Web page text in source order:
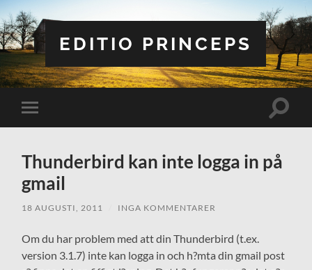
EDITIO PRINCEPS
Slå
på/av
Slå
Thunderbird kan inte logga in på
gmail
18 AUGUSTI, 2011 INGA KOMMENTARER
Om du har problem med att din Thunderbird (t.ex.
version 3.1.7) inte kan logga in och h?mta din gmail post